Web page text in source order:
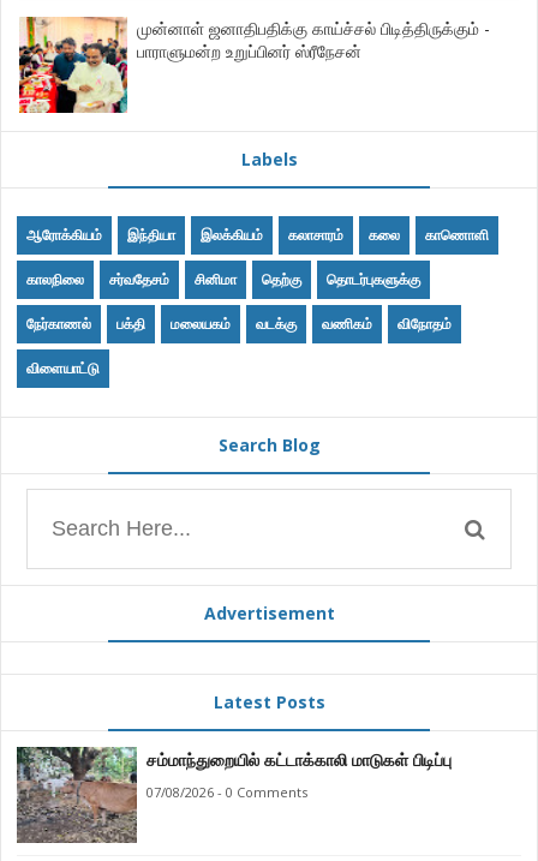
முன்னாள் ஜனாதிபதிக்கு காய்ச்சல் பிடித்திருக்கும் -
பாராளுமன்ற உறுப்பினர் ஸ்ரீநேசன்
Labels
ஆரோக்கியம் இந்தியா இலக்கியம் கலாசாரம் கலை காணொளி
காலநிலை சர்வதேசம் சினிமா தெற்கு தொடர்புகளுக்கு
நேர்காணல் பக்தி மலையகம் வடக்கு வணிகம் விநோதம்
விளையாட்டு
Search Blog
Advertisement
Latest Posts
சம்மாந்துறையில் கட்டாக்காலி மாடுகள் பிடிப்பு
07/08/2026 - 0 Comments